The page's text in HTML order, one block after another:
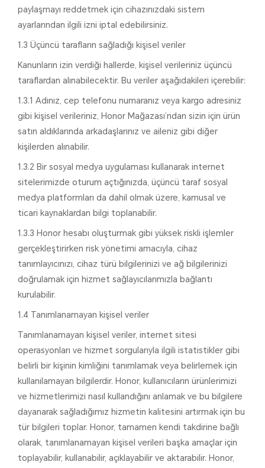
paylaşmayı reddetmek için cihazınızdaki sistem
ayarlarından ilgili izni iptal edebilirsiniz.
1.3 Üçüncü tarafların sağladığı kişisel veriler
Kanunların izin verdiği hallerde, kişisel verileriniz üçüncü
taraflardan alınabilecektir. Bu veriler aşağıdakileri içerebilir:
1.3.1 Adınız, cep telefonu numaranız veya kargo adresiniz
gibi kişisel verileriniz, Honor Mağazası’ndan sizin için ürün
satın aldıklarında arkadaşlarınız ve aileniz gibi diğer
kişilerden alınabilir.
1.3.2 Bir sosyal medya uygulaması kullanarak internet
sitelerimizde oturum açtığınızda, üçüncü taraf sosyal
medya platformları da dahil olmak üzere, kamusal ve
ticari kaynaklardan bilgi toplanabilir.
1.3.3 Honor hesabı oluşturmak gibi yüksek riskli işlemler
gerçekleştirirken risk yönetimi amacıyla, cihaz
tanımlayıcınızı, cihaz türü bilgilerinizi ve ağ bilgilerinizi
doğrulamak için hizmet sağlayıcılarımızla bağlantı
kurulabilir.
1.4 Tanımlanamayan kişisel veriler
Tanımlanamayan kişisel veriler, internet sitesi
operasyonları ve hizmet sorgularıyla ilgili istatistikler gibi
belirli bir kişinin kimliğini tanımlamak veya belirlemek için
kullanılamayan bilgilerdir. Honor, kullanıcıların ürünlerimizi
ve hizmetlerimizi nasıl kullandığını anlamak ve bu bilgilere
dayanarak sağladığımız hizmetin kalitesini artırmak için bu
tür bilgileri toplar. Honor, tamamen kendi takdirine bağlı
olarak, tanımlanamayan kişisel verileri başka amaçlar için
toplayabilir, kullanabilir, açıklayabilir ve aktarabilir. Honor,